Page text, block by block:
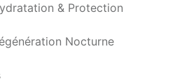
& Protection
Nocturne